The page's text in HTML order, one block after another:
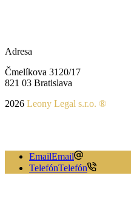
Adresa
Čmelíkova 3120/17
821 03 Bratislava
2026 Leony Legal s.r.o. ®
EmailEmail
TelefónTelefón